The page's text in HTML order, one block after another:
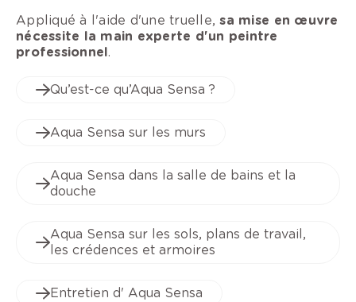
Appliqué à l'aide d'une truelle,sa mise en œuvre
nécessite la main experte d'un peintre
professionnel.
Qu’est-ce qu’Aqua Sensa ?
Aqua Sensa sur les murs
Aqua Sensa dans la salle de bains et la
douche
Aqua Sensa sur les sols, plans de travail,
les crédences et armoires
Entretien d' Aqua Sensa